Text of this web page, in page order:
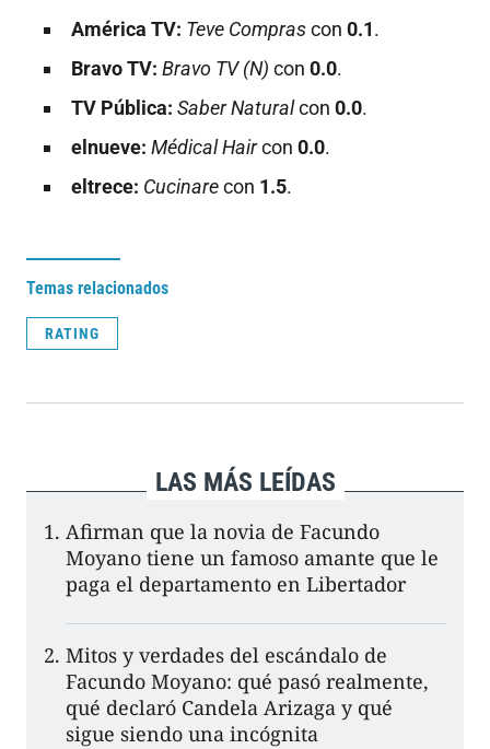
América TV: Teve Comprascon 0.1.
Bravo TV: Bravo TV (N) con 0.0.
TV Pública: Saber Naturalcon 0.0.
elnueve: Médical Haircon 0.0.
eltrece: Cucinarecon 1.5.
Temas relacionados
RATING
LAS MÁS LEÍDAS
Afirman que la novia de Facundo
Moyano tiene un famoso amante que le
paga el departamento en Libertador
Mitos y verdades del escándalo de
Facundo Moyano: qué pasó realmente,
qué declaró Candela Arizaga y qué
sigue siendo una incógnita